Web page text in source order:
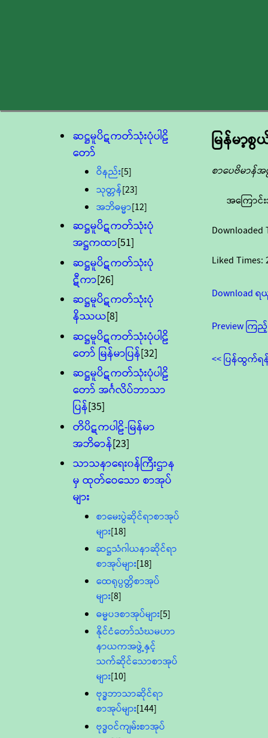
ဆဋ္ဌမူပိဋကတ်သုံးပုံပါဠိ
တော်
ဝိနည်း[5]
သုတ္တန်[23]
အဘိဓမ္မာ[12]
ဆဋ္ဌမူပိဋကတ်သုံးပုံ
အဋ္ဌကထာ[51]
ဆဋ္ဌမူပိဋကတ်သုံးပုံ
ဋီကာ[26]
ဆဋ္ဌမူပိဋကတ်သုံးပုံ
နိဿယ[8]
ဆဋ္ဌမူပိဋကတ်သုံးပုံပါဠိ
တော် မြန်မာပြန်[32]
ဆဋ္ဌမူပိဋကတ်သုံးပုံပါဠိ
တော် အင်္ဂလိပ်ဘာသာ
ပြန်[35]
တိပိဋကပါဠိ-မြန်မာ
အဘိဓာန်[23]
သာသနာရေး၀န်ကြီးဌာန
မှ ထုတ်ဝေသော စာအုပ်
များ
စာမေးပွဲဆိုင်ရာစာအုပ်
များ[18]
ဆဋ္ဌသံဂါယနာဆိုင်ရာ
စာအုပ်များ[18]
ထေရုပ္ပတ္တိစာအုပ်
များ[8]
ဓမ္မပဒစာအုပ်များ[5]
နိုင်ငံတော်သံဃမဟာ
နာယကအဖွဲ့နှင့်
သက်ဆိုင်သောစာအုပ်
များ[10]
ဗုဒ္ဓဘာသာဆိုင်ရာ
စာအုပ်များ[144]
ဗုဒ္ဓဝင်ကျမ်းစာအုပ်
မြန်မာ့စွ
စာပေဗိမာန်
အကြောင်
Downloaded
Liked Times:
Download
Preview ကြ
<< ပြန်ထွက်ရ